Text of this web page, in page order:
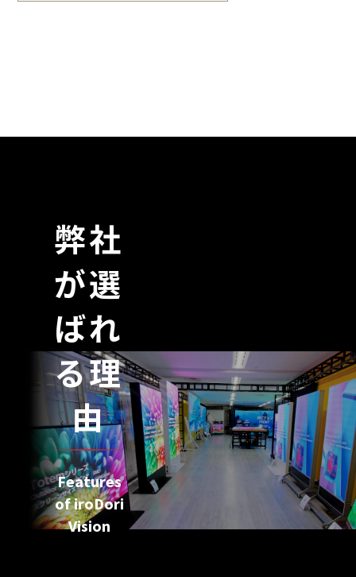
弊社
が選
ばれ
る理
由
Features
of iroDori
Vision